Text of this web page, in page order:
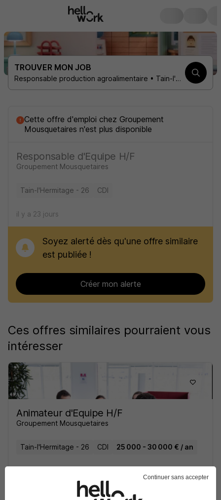
TROUVER MON JOB
Responsable production agroalimentaire • Tain-l'Hermitage 26600 • 1 contrat
Cette offre d'emploi chez Groupement
Mousquetaires n'est plus disponible
Responsable d'Equipe H/F
Groupement Mousquetaires
Tain-l'Hermitage - 26 CDI
il y a 23 jours
Soyez alerté dès qu'une offre similaire
est publiée !
Créer mon alerte
Ces offres similaires pourraient vous
intéresser
Animateur d'Equipe H/F
Groupement Mousquetaires
Tain-l'Hermitage - 26 CDI 25 000 - 30 000 € / an
il y a 23 jours
Continuer sans accepter